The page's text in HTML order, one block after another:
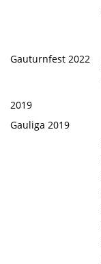
Gauturnfest 2022
2019
Gauliga 2019